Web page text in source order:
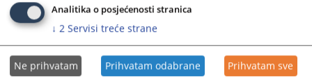
Analitika o posjećenosti stranica
↓ 2 Servisi treće strane
Ne prihvatam Prihvatam odabrane Prihvatam sve